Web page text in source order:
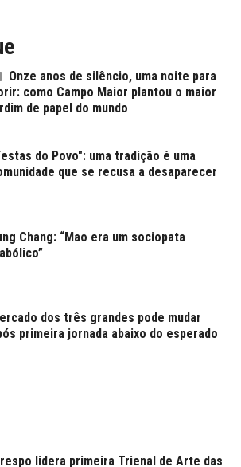
Onze anos de silêncio, uma noite para
como Campo Maior plantou o maior
de papel do mundo
do Povo": uma tradição é uma
que se recusa a desaparecer
Chang: “Mao era um sociopata
dos três grandes pode mudar
primeira jornada abaixo do esperado
lidera primeira Trienal de Arte das